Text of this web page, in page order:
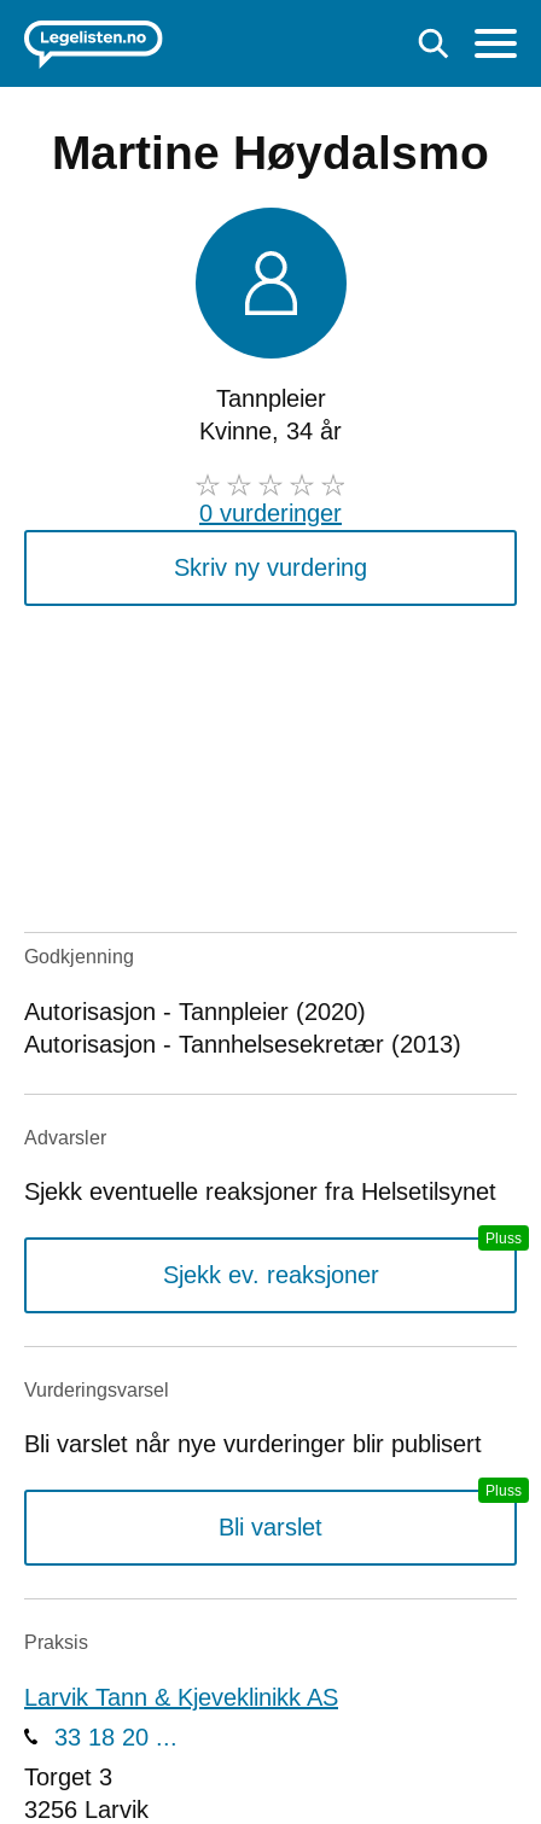
Martine Høydalsmo
Tannpleier
Kvinne, 34 år
0 vurderinger
Skriv ny vurdering
Godkjenning
Autorisasjon - Tannpleier (2020)
Autorisasjon - Tannhelsesekretær (2013)
Advarsler
Sjekk eventuelle reaksjoner fra Helsetilsynet
Sjekk ev. reaksjoner
Vurderings­varsel
Bli varslet når nye vurderinger blir publisert
Bli varslet
Praksis
Larvik Tann & Kjeveklinikk AS
33 18 20 ...
Torget 3
3256 Larvik